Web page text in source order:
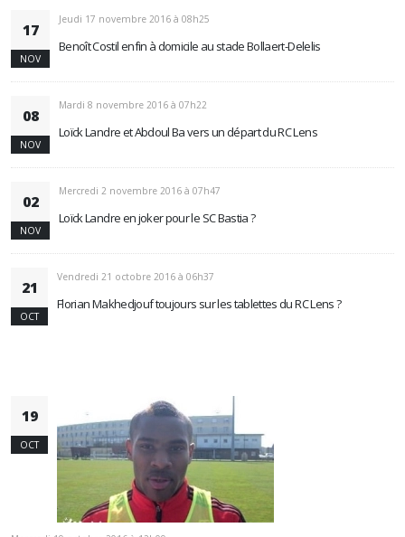
17
NOV
Jeudi 17 novembre 2016 à 08h25
Benoît Costil enfin à domicile au stade Bollaert-Delelis
08
NOV
Mardi 8 novembre 2016 à 07h22
Loïck Landre et Abdoul Ba vers un départ du RC Lens
02
NOV
Mercredi 2 novembre 2016 à 07h47
Loïck Landre en joker pour le SC Bastia ?
21
OCT
Vendredi 21 octobre 2016 à 06h37
Florian Makhedjouf toujours sur les tablettes du RC Lens ?
19
OCT